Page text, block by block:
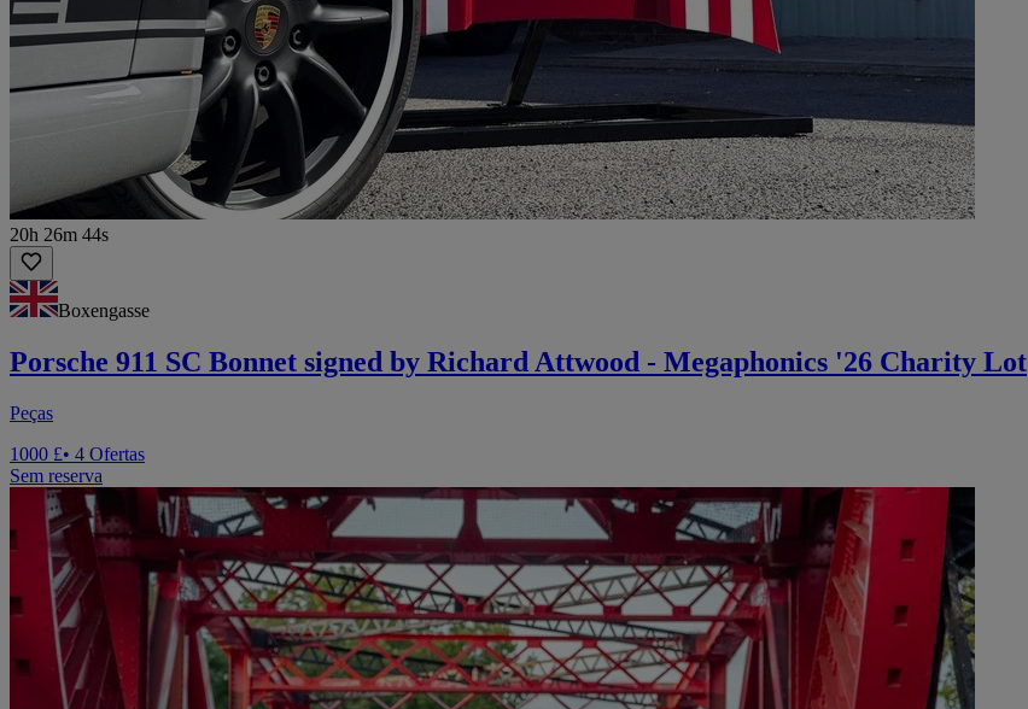
20h 26m 44s
Boxengasse
Porsche 911 SC Bonnet signed by Richard Attwood - Megaphonics '26 Charity Lot
Peças
1000 £• 4 Ofertas
Sem reserva